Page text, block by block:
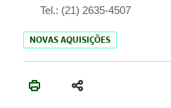
Tel.: (21) 2635-4507
NOVAS AQUISIÇÕES